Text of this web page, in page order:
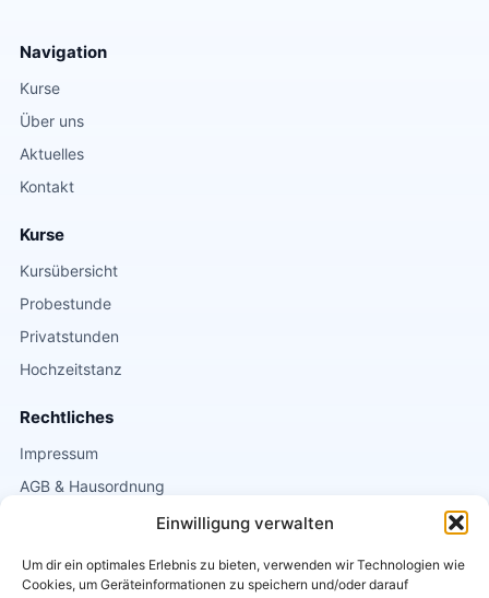
Einwilligung verwalten
Um dir ein optimales Erlebnis zu bieten, verwenden wir Technologien wie
Cookies, um Geräteinformationen zu speichern und/oder darauf
Navigation
Kurse
Über uns
Aktuelles
Kontakt
Kurse
Kursübersicht
Probestunde
Privatstunden
Hochzeitstanz
Rechtliches
Impressum
AGB & Hausordnung
Kontakt